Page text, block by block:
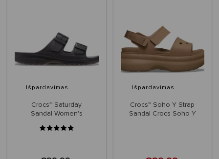
Išpardavimas
Crocs™ Saturday
Sandal Women's
Išpardavimas
Crocs™ Soho Y Strap
Sandal Crocs Soho Y